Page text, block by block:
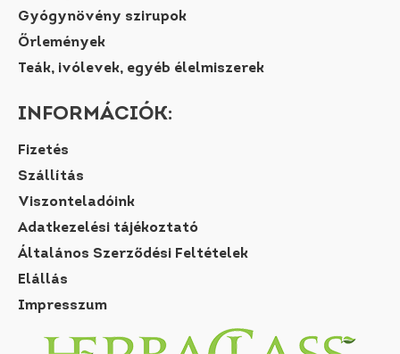
Gyógynövény szirupok
Őrlemények
Teák, ivólevek, egyéb élelmiszerek
INFORMÁCIÓK:
Fizetés
Szállítás
Viszonteladóink
Adatkezelési tájékoztató
Általános Szerződési Feltételek
Elállás
Impresszum